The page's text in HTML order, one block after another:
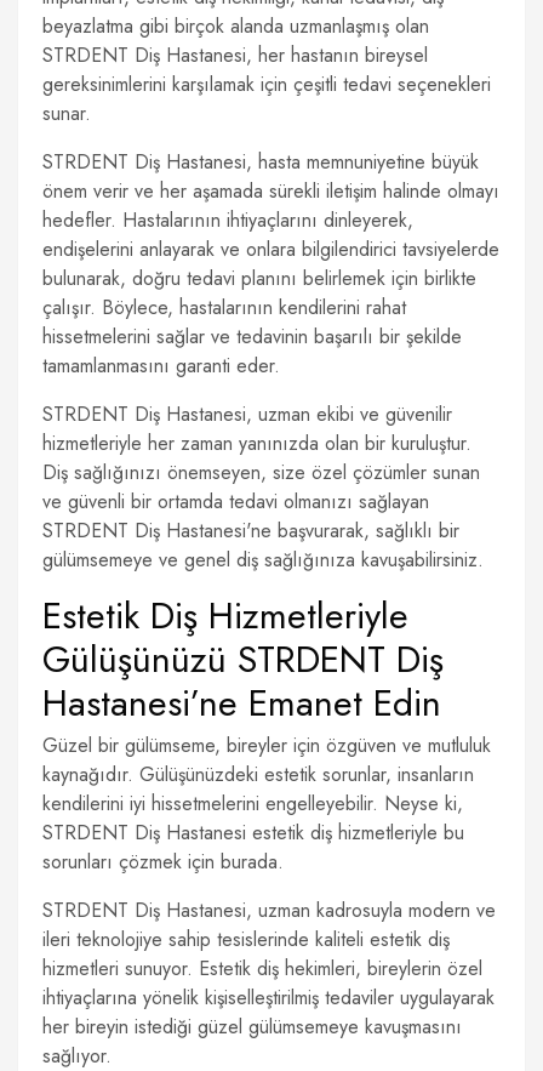
beyazlatma gibi birçok alanda uzmanlaşmış olan
STRDENT Diş Hastanesi, her hastanın bireysel
gereksinimlerini karşılamak için çeşitli tedavi seçenekleri
sunar.
STRDENT Diş Hastanesi, hasta memnuniyetine büyük
önem verir ve her aşamada sürekli iletişim halinde olmayı
hedefler. Hastalarının ihtiyaçlarını dinleyerek,
endişelerini anlayarak ve onlara bilgilendirici tavsiyelerde
bulunarak, doğru tedavi planını belirlemek için birlikte
çalışır. Böylece, hastalarının kendilerini rahat
hissetmelerini sağlar ve tedavinin başarılı bir şekilde
tamamlanmasını garanti eder.
STRDENT Diş Hastanesi, uzman ekibi ve güvenilir
hizmetleriyle her zaman yanınızda olan bir kuruluştur.
Diş sağlığınızı önemseyen, size özel çözümler sunan
ve güvenli bir ortamda tedavi olmanızı sağlayan
STRDENT Diş Hastanesi'ne başvurarak, sağlıklı bir
gülümsemeye ve genel diş sağlığınıza kavuşabilirsiniz.
Estetik Diş Hizmetleriyle
Gülüşünüzü STRDENT Diş
Hastanesi’ne Emanet Edin
Güzel bir gülümseme, bireyler için özgüven ve mutluluk
kaynağıdır. Gülüşünüzdeki estetik sorunlar, insanların
kendilerini iyi hissetmelerini engelleyebilir. Neyse ki,
STRDENT Diş Hastanesi estetik diş hizmetleriyle bu
sorunları çözmek için burada.
STRDENT Diş Hastanesi, uzman kadrosuyla modern ve
ileri teknolojiye sahip tesislerinde kaliteli estetik diş
hizmetleri sunuyor. Estetik diş hekimleri, bireylerin özel
ihtiyaçlarına yönelik kişiselleştirilmiş tedaviler uygulayarak
her bireyin istediği güzel gülümsemeye kavuşmasını
sağlıyor.